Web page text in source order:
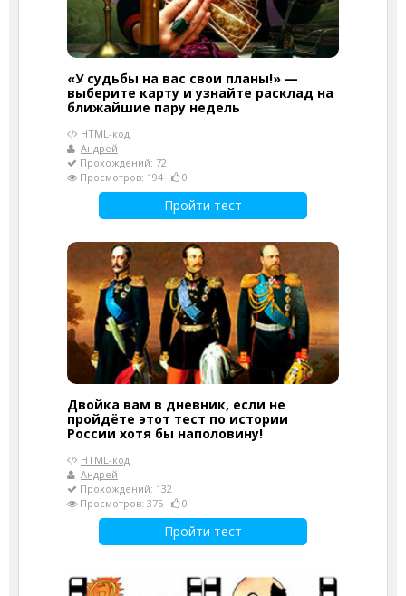
«У судьбы на вас свои планы!» —
выберите карту и узнайте расклад на
ближайшие пару недель
HTML-код
Андрей
Прохождений: 72
Просмотров: 194
0
Пройти тест
Двойка вам в дневник, если не
пройдёте этот тест по истории
России хотя бы наполовину!
HTML-код
Андрей
Прохождений: 132
Просмотров: 375
0
Пройти тест